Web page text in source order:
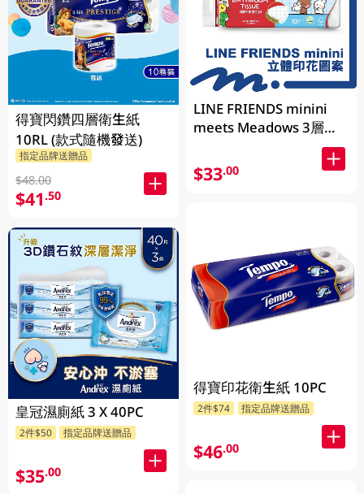
得寶閃鑽四層衛生紙
10RL (款式隨機發送)
指定品牌送贈品
$48.00
$41.50
皇冠濕廁紙 3 X 40PC
2件$50 指定品牌送贈品
$35.00
LINE FRIENDS minini
meets Meadows 3層立
體印花衛生紙 170g x 10
卷 (包裝隨機發送)
$33.00
得寶印花衛生紙 10PC
2件$74 指定品牌送贈品
$46.00